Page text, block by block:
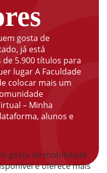
gosta de
já está
5.900 títulos para
lugar A Faculdade
colocar mais um
– Minha
alunos e
gosta de mobilidade
e oferece mais